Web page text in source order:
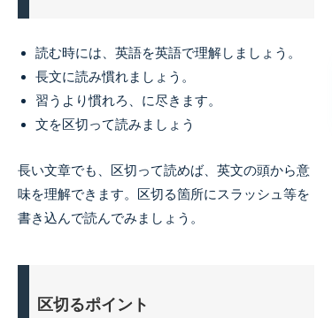
読む時には、英語を英語で理解しましょう。
長文に読み慣れましょう。
習うより慣れろ、に尽きます。
文を区切って読みましょう
長い文章でも、区切って読めば、英文の頭から意
味を理解できます。区切る箇所にスラッシュ等を
書き込んで読んでみましょう。
区切るポイント